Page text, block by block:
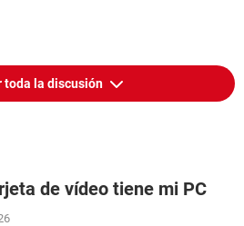
toda la discusión
de vídeo tiene mi PC